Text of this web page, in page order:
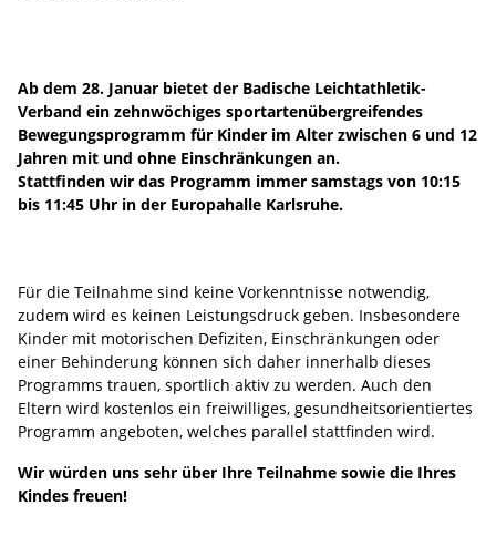
Ab dem 28. Januar bietet der Badische Leichtathletik-
Verband ein zehnwöchiges sportartenübergreifendes
Bewegungsprogramm für Kinder im Alter zwischen 6 und 12
Jahren mit und ohne Einschränkungen an.
Stattfinden wir das Programm immer samstags von 10:15
bis 11:45 Uhr in der Europahalle Karlsruhe.
Für die Teilnahme sind keine Vorkenntnisse notwendig,
zudem wird es keinen Leistungsdruck geben. Insbesondere
Kinder mit motorischen Defiziten, Einschränkungen oder
einer Behinderung können sich daher innerhalb dieses
Programms trauen, sportlich aktiv zu werden. Auch den
Eltern wird kostenlos ein freiwilliges, gesundheitsorientiertes
Programm angeboten, welches parallel stattfinden wird.
Wir würden uns sehr über Ihre Teilnahme sowie die Ihres
Kindes freuen!